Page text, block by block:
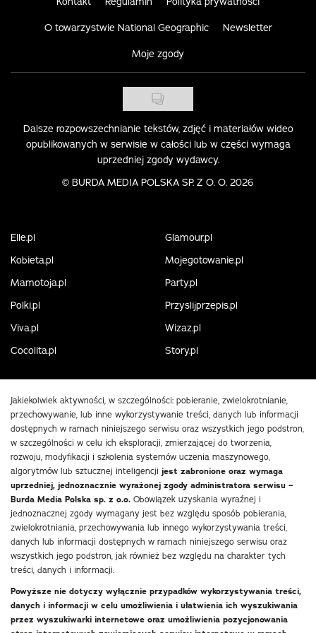
O towarzystwie National Geographic Newsletter
Moje zgody
Dalsze rozpowszechnianie tekstów, zdjęć i materiałów wideo
opublikowanych w serwisie w całości lub w części wymaga
uprzedniej zgody wydawcy.
© BURDA MEDIA POLSKA SP. Z O. O. 2026
Elle.pl
Glamour.pl
Kobieta.pl
Mojegotowanie.pl
Mamotoja.pl
Party.pl
Polki.pl
Przyslijprzepis.pl
Viva.pl
Wizaz.pl
Cocolita.pl
Story.pl
Jakiekolwiek aktywności, w szczególności: pobieranie, zwielokrotnianie,
przechowywanie, lub inne wykorzystywanie treści, danych lub informacji
dostępnych w ramach niniejszego serwisu oraz wszystkich jego podstron,
w szczególności w celu ich eksploracji, zmierzającej do tworzenia,
rozwoju, modyfikacji i szkolenia systemów uczenia maszynowego,
algorytmów lub sztucznej inteligencji jest zabronione oraz wymaga
uprzedniej, jednoznacznie wyrażonej zgody administratora serwisu –
Burda Media Polska sp. z o.o. Obowiązek uzyskania wyraźnej i
jednoznacznej zgody wymagany jest bez względu sposób pobierania,
zwielokrotniania, przechowywania lub innego wykorzystywania treści,
danych lub informacji dostępnych w ramach niniejszego serwisu oraz
wszystkich jego podstron, jak również bez względu na charakter tych
treści, danych i informacji.
Powyższe nie dotyczy wyłącznie przypadków wykorzystywania treści,
danych i informacji w celu umożliwienia i ułatwienia ich wyszukiwania
przez wyszukiwarki internetowe oraz umożliwienia pozycjonowania